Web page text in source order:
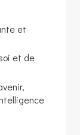
et
et de